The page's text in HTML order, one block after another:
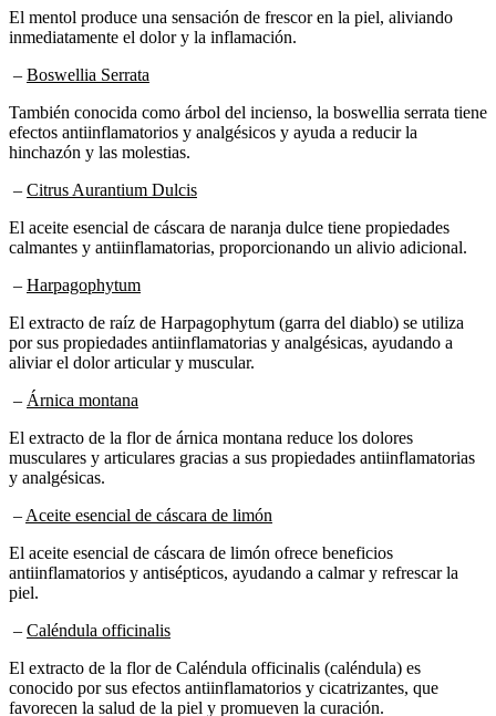
inmediatamente el dolor y la inflamación.
efectos antiinflamatorios y analgésicos y ayuda a reducir la
hinchazón y las molestias.
calmantes y antiinflamatorias, proporcionando un alivio adicional.
por sus propiedades antiinflamatorias y analgésicas, ayudando a
aliviar el dolor articular y muscular.
musculares y articulares gracias a sus propiedades antiinflamatorias
y analgésicas.
antiinflamatorios y antisépticos, ayudando a calmar y refrescar la
piel.
conocido por sus efectos antiinflamatorios y cicatrizantes, que
favorecen la salud de la piel y promueven la curación.